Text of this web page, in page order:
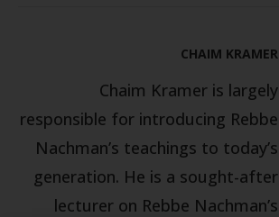
CHAIM KRAMER
Chaim Kramer is largely
responsible for introducing Rebbe
Nachman’s teachings to today’s
generation. He is a sought-after
lecturer on Rebbe Nachman’s